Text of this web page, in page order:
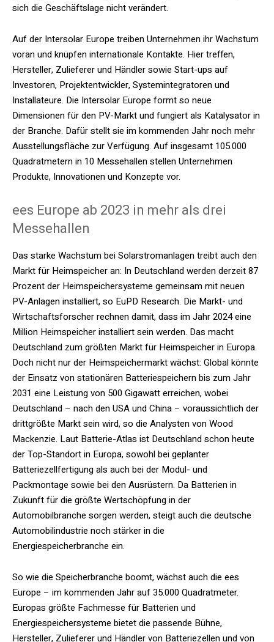
sich die Geschäftslage nicht verändert.
Auf der Intersolar Europe treiben Unternehmen ihr Wachstum
voran und knüpfen internationale Kontakte. Hier treffen,
Hersteller, Zulieferer und Händler sowie Start-ups auf
Investoren, Projektentwickler, Systemintegratoren und
Installateure. Die Intersolar Europe formt so neue
Dimensionen für den PV-Markt und fungiert als Katalysator in
der Branche. Dafür stellt sie im kommenden Jahr noch mehr
Ausstellungsfläche zur Verfügung. Auf insgesamt 105.000
Quadratmetern in 10 Messehallen stellen Unternehmen
Produkte, Innovationen und Konzepte vor.
ees Europe ab 2023 in mehr als drei
Messehallen
Das starke Wachstum bei Solarstromanlagen treibt auch den
Markt für Heimspeicher an: In Deutschland werden derzeit 87
Prozent der Heimspeichersysteme gemeinsam mit neuen
PV-Anlagen installiert, so EuPD Research. Die Markt- und
Wirtschaftsforscher rechnen damit, dass im Jahr 2024 eine
Million Heimspeicher installiert sein werden. Das macht
Deutschland zum größten Markt für Heimspeicher in Europa.
Doch nicht nur der Heimspeichermarkt wächst: Global könnte
der Einsatz von stationären Batteriespeichern bis zum Jahr
2031 eine Leistung von 500 Gigawatt erreichen, wobei
Deutschland – nach den USA und China – voraussichtlich der
drittgrößte Markt sein wird, so die Analysten von Wood
Mackenzie. Laut Batterie-Atlas ist Deutschland schon heute
der Top-Standort in Europa, sowohl bei geplanter
Batteriezellfertigung als auch bei der Modul- und
Packmontage sowie bei den Ausrüstern. Da Batterien in
Zukunft für die größte Wertschöpfung in der
Automobilbranche sorgen werden, steigt auch die deutsche
Automobilindustrie noch stärker in die
Energiespeicherbranche ein.
So wie die Speicherbranche boomt, wächst auch die ees
Europe – im kommenden Jahr auf 35.000 Quadratmeter.
Europas größte Fachmesse für Batterien und
Energiespeichersysteme bietet die passende Bühne,
Hersteller, Zulieferer und Händler von Batteriezellen und von